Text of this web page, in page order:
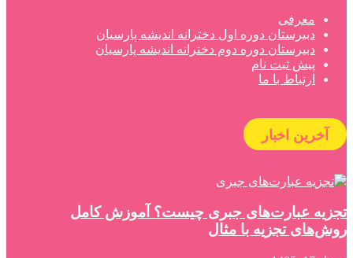
معرفی
دبیرستان دوره اول دخترانه اندیشه پارسیان
دبیرستان دوره دوم دخترانه اندیشه پارسیان
پیش ثبت نام
ارتباط با ما
آخرین اخبار
تجزیه عبارت‌های جبری چیست؟ آموزش کامل
روش‌های تجزیه با مثال